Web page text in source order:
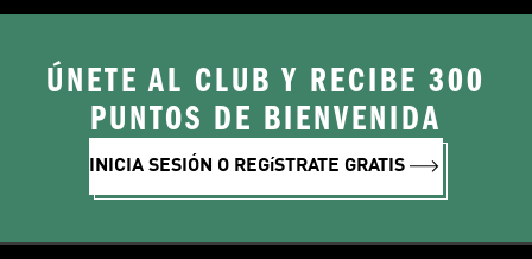
ÚNETE AL CLUB Y RECIBE 300
PUNTOS DE BIENVENIDA
INICIA SESIÓN O REGíSTRATE GRATIS